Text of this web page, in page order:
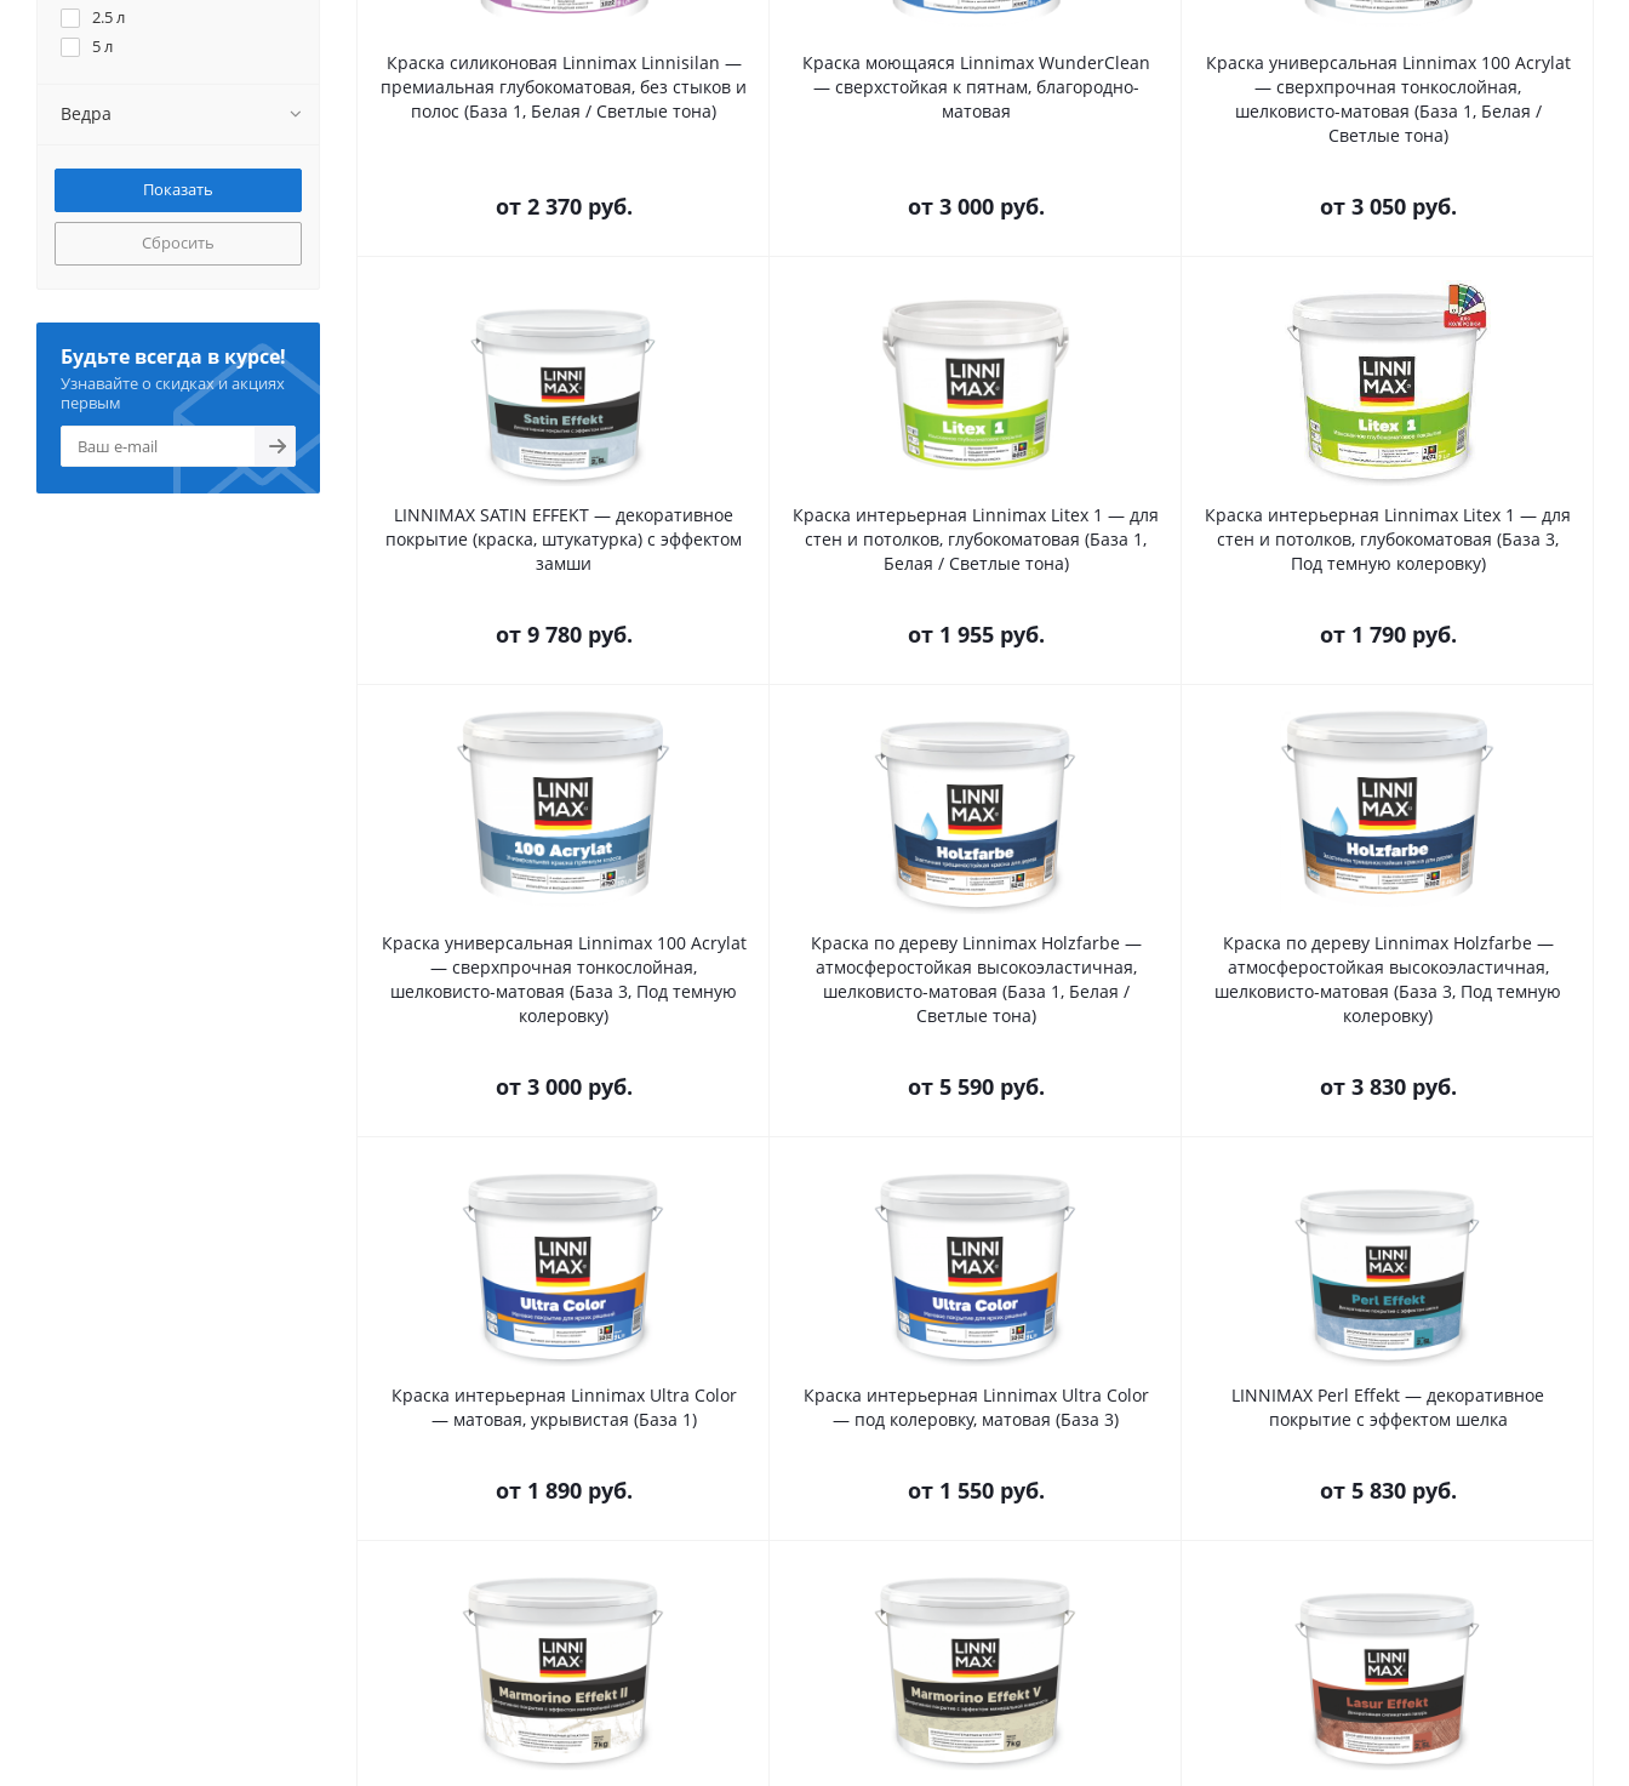
Краска силиконовая Linnimax Linnisilan —
премиальная глубокоматовая, без стыков и
полос (База 1, Белая / Светлые тона)
от 2 370 руб.
Краска моющаяся Linnimax WunderClean
— сверхстойкая к пятнам, благородно-
матовая
от 3 000 руб.
Краска универсальная Linnimax 100 Acrylat
— сверхпрочная тонкослойная,
шелковисто-матовая (База 1, Белая /
Светлые тона)
от 3 050 руб.
LINNIMAX SATIN EFFEKT — декоративное
покрытие (краска, штукатурка) с эффектом
замши
от 9 780 руб.
Краска интерьерная Linnimax Litex 1 — для
стен и потолков, глубокоматовая (База 1,
Белая / Светлые тона)
от 1 955 руб.
Краска интерьерная Linnimax Litex 1 — для
стен и потолков, глубокоматовая (База 3,
Под темную колеровку)
от 1 790 руб.
Краска универсальная Linnimax 100 Acrylat
— сверхпрочная тонкослойная,
шелковисто-матовая (База 3, Под темную
колеровку)
от 3 000 руб.
Краска по дереву Linnimax Holzfarbe —
атмосферостойкая высокоэластичная,
шелковисто-матовая (База 1, Белая /
Светлые тона)
от 5 590 руб.
Краска по дереву Linnimax Holzfarbe —
атмосферостойкая высокоэластичная,
шелковисто-матовая (База 3, Под темную
колеровку)
от 3 830 руб.
Краска интерьерная Linnimax Ultra Color
— матовая, укрывистая (База 1)
от 1 890 руб.
Краска интерьерная Linnimax Ultra Color
— под колеровку, матовая (База 3)
от 1 550 руб.
LINNIMAX Perl Effekt — декоративное
покрытие с эффектом шелка
от 5 830 руб.
2.5 л
5 л
Ведра
Сбросить
Будьте всегда в курсе!
Узнавайте о скидках и акциях
первым